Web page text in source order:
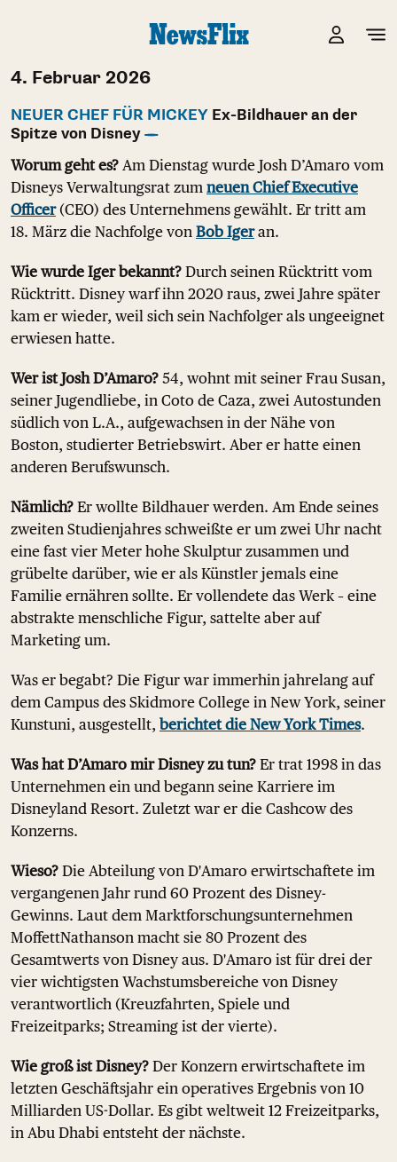
4. Februar 2026
NEUER CHEF FÜR MICKEY Ex-Bildhauer an der
Spitze von Disney
Worum geht es? Am Dienstag wurde Josh D’Amaro vom
Disneys Verwaltungsrat zum neuen Chief Executive
Officer(CEO) des Unternehmens gewählt. Er tritt am
18. März die Nachfolge von Bob Igeran.
Wie wurde Iger bekannt? Durch seinen Rücktritt vom
Rücktritt. Disney warf ihn 2020 raus, zwei Jahre später
kam er wieder, weil sich sein Nachfolger als ungeeignet
erwiesen hatte.
Wer ist Josh D’Amaro? 54, wohnt mit seiner Frau Susan,
seiner Jugendliebe, in Coto de Caza, zwei Autostunden
südlich von L.A., aufgewachsen in der Nähe von
Boston, studierter Betriebswirt. Aber er hatte einen
anderen Berufswunsch.
Nämlich? Er wollte Bildhauer werden. Am Ende seines
zweiten Studienjahres schweißte er um zwei Uhr nacht
eine fast vier Meter hohe Skulptur zusammen und
grübelte darüber, wie er als Künstler jemals eine
Familie ernähren sollte. Er vollendete das Werk – eine
abstrakte menschliche Figur, sattelte aber auf
Marketing um.
Was er begabt? Die Figur war immerhin jahrelang auf
dem Campus des Skidmore College in New York, seiner
Kunstuni, ausgestellt, berichtet die New York Times.
Was hat D’Amaro mir Disney zu tun? Er trat 1998 in das
Unternehmen ein und begann seine Karriere im
Disneyland Resort. Zuletzt war er die Cashcow des
Konzerns.
Wieso? Die Abteilung von D'Amaro erwirtschaftete im
vergangenen Jahr rund 60 Prozent des Disney-
Gewinns. Laut dem Marktforschungsunternehmen
MoffettNathanson macht sie 80 Prozent des
Gesamtwerts von Disney aus. D'Amaro ist für drei der
vier wichtigsten Wachstumsbereiche von Disney
verantwortlich (Kreuzfahrten, Spiele und
Freizeitparks; Streaming ist der vierte).
Wie groß ist Disney? Der Konzern erwirtschaftete im
letzten Geschäftsjahr ein operatives Ergebnis von 10
Milliarden US-Dollar. Es gibt weltweit 12 Freizeitparks,
in Abu Dhabi entsteht der nächste.